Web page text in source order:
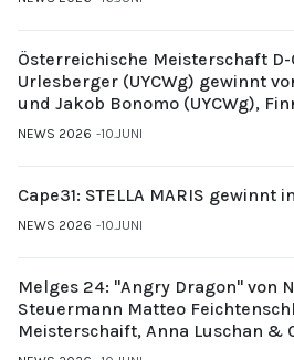
Österreichische Meisterschaft D-
Urlesberger (UYCWg) gewinnt
und Jakob Bonomo (UYCWg),
Gubi (UYCMo)
NEWS 2026 10.JUNI
Cape31: STELLA MARIS gewinnt
NEWS 2026 10.JUNI
Melges 24: "Angry Dragon" von
Steuermann Matteo
Meisterschaift, Anna Luschan &